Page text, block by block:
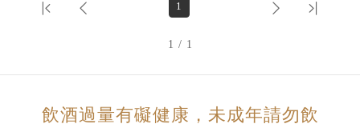
1
1 / 1
飲酒過量有礙健康，未成年請勿飲